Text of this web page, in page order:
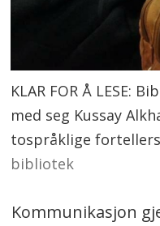
KLAR FOR Å LESE:
med seg Kussay
tospråklige
bibliotek
Kommunikasjon